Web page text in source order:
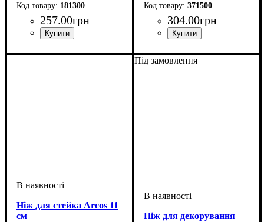
181300
257.00грн
371500
304.00грн
Ніж для стейка Arcos 11
см
Під замовлення
Ніж для декорування